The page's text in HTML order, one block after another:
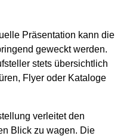
Präsentation kann die
geweckt werden.
stets übersichtlich
Flyer oder Kataloge
verleitet den
Blick zu wagen. Die